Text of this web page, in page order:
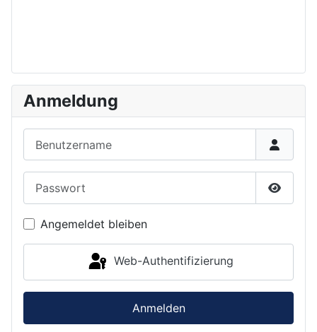
Anmeldung
Angemeldet bleiben
Web-Authentifizierung
Anmelden